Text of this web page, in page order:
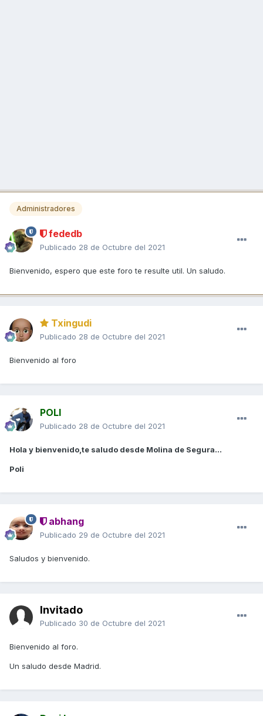
Administradores
fededb
Publicado 28 de Octubre del 2021
Bienvenido, espero que este foro te resulte util. Un saludo.
Txingudi
Publicado 28 de Octubre del 2021
Bienvenido al foro
POLI
Publicado 28 de Octubre del 2021
Hola y bienvenido,te saludo desde Molina de Segura...
Poli
abhang
Publicado 29 de Octubre del 2021
Saludos y bienvenido.
Invitado
Publicado 30 de Octubre del 2021
Bienvenido al foro.
Un saludo desde Madrid.